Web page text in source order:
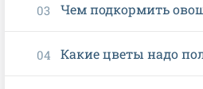
Чем подкормить
Какие цветы надо